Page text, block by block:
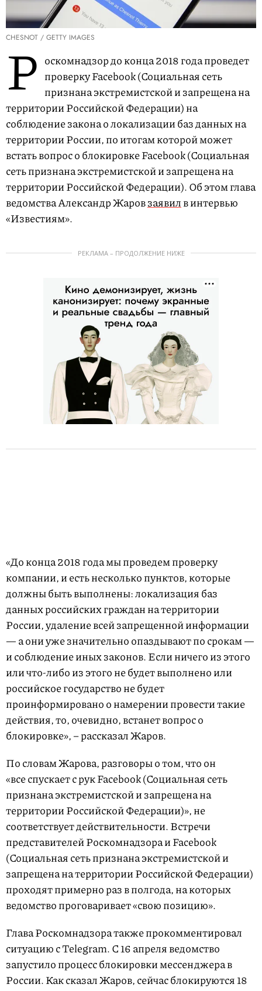
CHESNOT / GETTY IMAGES
Р оскомнадзор до конца 2018 года проведет
проверку Facebook (Социальная сеть
признана экстремистской и запрещена на
территории Российской Федерации) на
соблюдение закона о локализации баз данных на
территории России, по итогам которой может
встать вопрос о блокировке Facebook (Социальная
сеть признана экстремистской и запрещена на
территории Российской Федерации). Об этом глава
ведомства Александр Жаровзаявилв интервью
«Известиям».
РЕКЛАМА – ПРОДОЛЖЕНИЕ НИЖЕ
«До конца 2018 года мы проведем проверку
компании, и есть несколько пунктов, которые
должны быть выполнены: локализация баз
данных российских граждан на территории
России, удаление всей запрещенной информации
— а они уже значительно опаздывают по срокам —
и соблюдение иных законов. Если ничего из этого
или что-либо из этого не будет выполнено или
российское государство не будет
проинформировано о намерении провести такие
действия, то, очевидно, встанет вопрос о
блокировке», – рассказал Жаров.
По словам Жарова, разговоры о том, что он
«все спускает с рук Facebook (Социальная сеть
признана экстремистской и запрещена на
территории Российской Федерации)», не
соответствует действительности. Встречи
представителей Роскомнадзора и Facebook
(Социальная сеть признана экстремистской и
запрещена на территории Российской Федерации)
проходят примерно раз в полгода, на которых
ведомство проговаривает «свою позицию».
Глава Роскомнадзора также прокомментировал
ситуацию с Telegram. С 16 апреля ведомство
запустило процесс блокировки мессенджера в
России. Как сказал Жаров, сейчас блокируются 18